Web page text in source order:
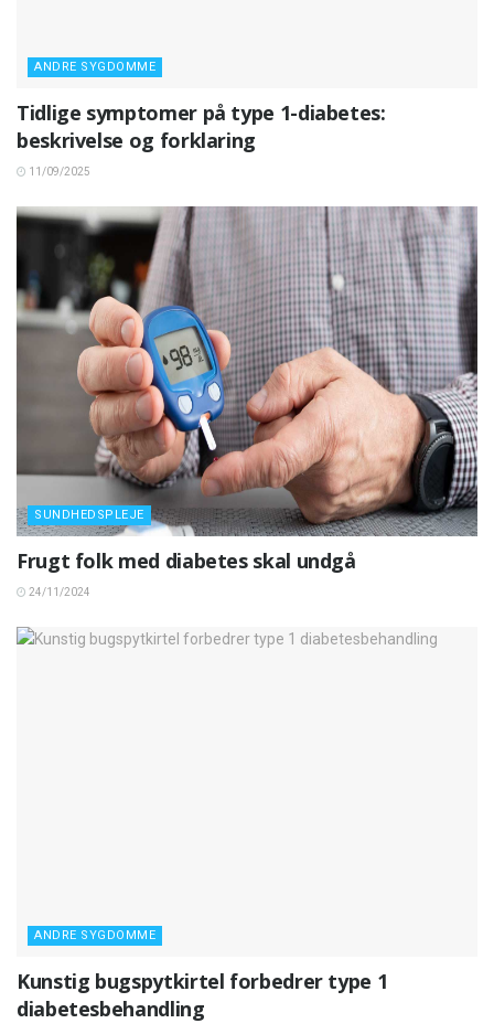
ANDRE SYGDOMME
Tidlige symptomer på type 1-diabetes:
beskrivelse og forklaring
11/09/2025
SUNDHEDSPLEJE
Frugt folk med diabetes skal undgå
24/11/2024
ANDRE SYGDOMME
Kunstig bugspytkirtel forbedrer type 1
diabetesbehandling